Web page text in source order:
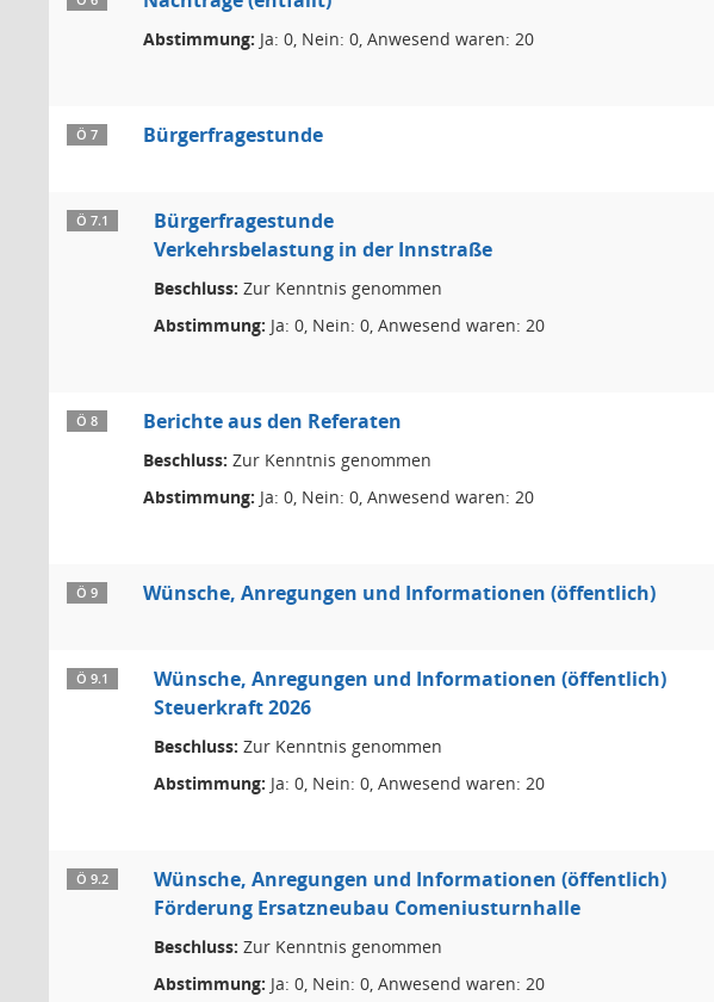
Abstimmung: Ja: 0, Nein: 0, Anwesend waren: 20
Ö 7 Bürgerfragestunde
Ö 7.1
Bürgerfragestunde
Verkehrsbelastung in der Innstraße
Beschluss: Zur Kenntnis genommen
Abstimmung: Ja: 0, Nein: 0, Anwesend waren: 20
Ö 8 Berichte aus den Referaten
Beschluss: Zur Kenntnis genommen
Abstimmung: Ja: 0, Nein: 0, Anwesend waren: 20
Ö 9 Wünsche, Anregungen und Informationen (öffentlich)
Ö 9.1
Wünsche, Anregungen und Informationen (öffentlich)
Steuerkraft 2026
Beschluss: Zur Kenntnis genommen
Abstimmung: Ja: 0, Nein: 0, Anwesend waren: 20
Ö 9.2
Wünsche, Anregungen und Informationen (öffentlich)
Förderung Ersatzneubau Comeniusturnhalle
Beschluss: Zur Kenntnis genommen
Abstimmung: Ja: 0, Nein: 0, Anwesend waren: 20